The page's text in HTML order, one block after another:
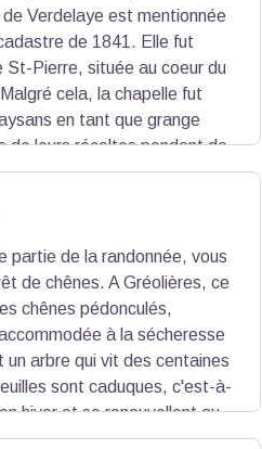
Verdelaye est mentionnée
de 1841. Elle fut
St-Pierre, située au coeur du
cela, la chapelle fut
en tant que grange
de leurs récoltes pendant de
sur le patrimoine roman des
partie de la randonnée, vous
de chênes. A Gréolières, ce
chênes pédonculés,
à la sécheresse
arbre qui vit des centaines
sont caduques, c'est-à-
hiver et se renouvellent au
de feuillus telles que le